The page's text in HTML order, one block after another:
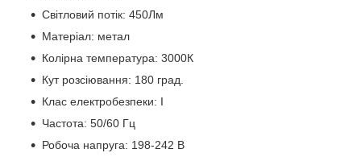
Світловий потік: 450Лм
Матеріал: метал
Колірна температура: 3000К
Кут розсіювання: 180 град.
Клас електробезпеки: І
Частота: 50/60 Гц
Робоча напруга: 198-242 В